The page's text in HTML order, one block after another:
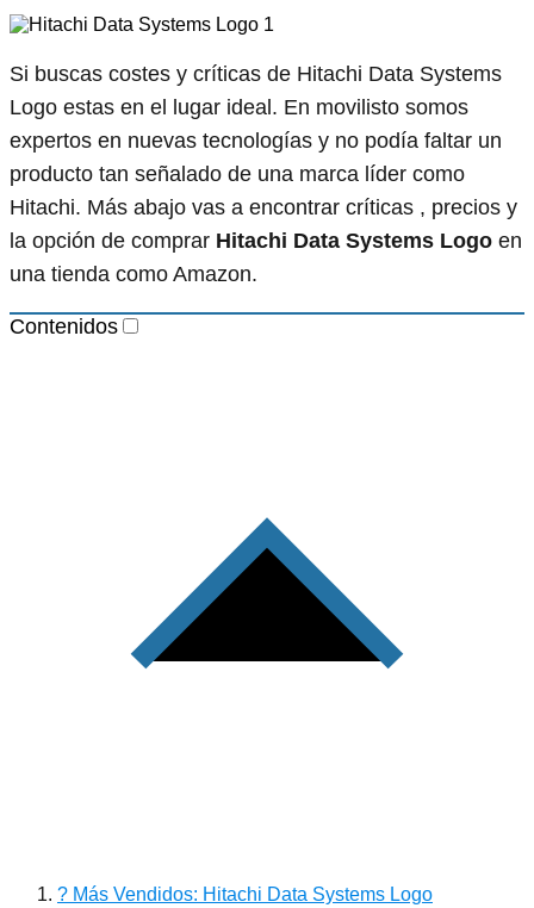
Si buscas costes y críticas de Hitachi Data Systems
Logo estas en el lugar ideal. En movilisto somos
expertos en nuevas tecnologías y no podía faltar un
producto tan señalado de una marca líder como
Hitachi. Más abajo vas a encontrar críticas , precios y
la opción de comprar Hitachi Data Systems Logo en
una tienda como Amazon.
Contenidos
? Más Vendidos: Hitachi Data Systems Logo